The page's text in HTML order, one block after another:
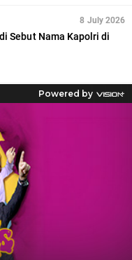
8 July 2026
Sebut Nama Kapolri di